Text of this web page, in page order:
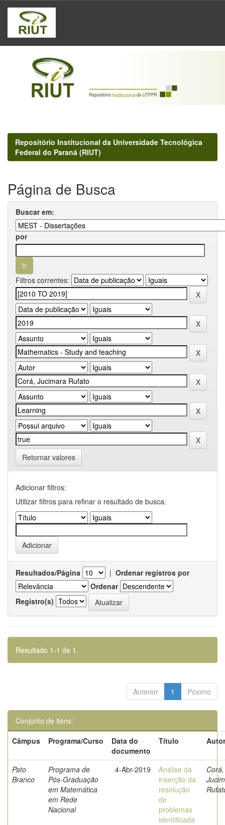
Skip
navigation
Repositório Institucional da Universidade Tecnológica
Federal do Paraná (RIUT)
Página de Busca
Buscar em:
por
Filtros correntes:
Retornar valores
Adicionar filtros:
Utilizar filtros para refinar o resultado de busca.
Resultados/Página | Ordenar registros por
Ordenar
Registro(s)
Resultado 1-1 de 1.
Anterior 1 Póximo
Conjunto de itens:
Câmpus
Programa/Curso
Data do
documento
Título
Pato
Branco
Programa de
Pós-Graduação
em Matemática
em Rede
Nacional
4-Abr-2019
Análise da
inserção da
resolução
de
problemas
identificada
Corá,